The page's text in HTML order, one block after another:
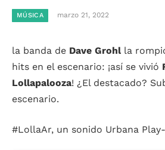
MÚSICA marzo 21, 2022
la banda de Dave Grohlla
hits en el escenario: ¡así se vivió
Lollapalooza! ¿El destacado?
escenario.
#LollaAr, un sonido Urbana Play-